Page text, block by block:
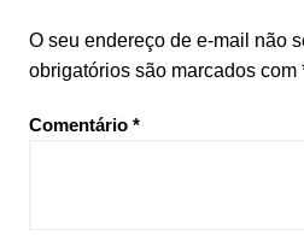
O seu endereço de e-mail não
obrigatórios são marcados com
Comentário *